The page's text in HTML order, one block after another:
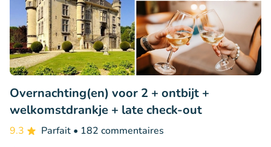
Overnachting(en) voor 2 + ontbijt +
welkomstdrankje + late check-out
9.3 Parfait • 182 commentaires